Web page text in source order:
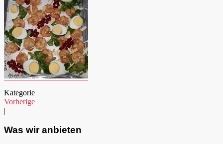
Kategorie
Vorherige
|
Was wir anbieten